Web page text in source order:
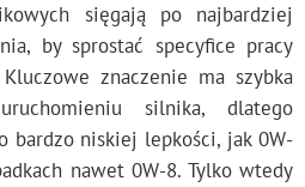
sięgają po najbardziej
by sprostać specyfice pracy
znaczenie ma szybka
silnika, dlatego
bardzo niskiej lepkości, jak 0W-
nawet 0W-8. Tylko wtedy